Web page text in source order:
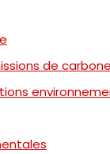
de carbone